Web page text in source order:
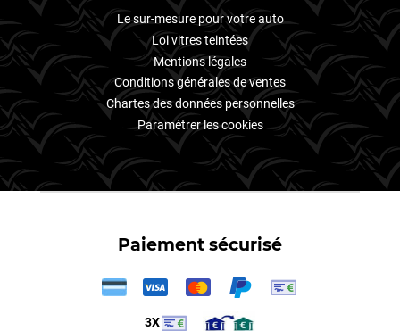
Volvo
Xpeng
Le sur-mesure pour votre auto
Loi vitres teintées
Mentions légales
Conditions générales de ventes
Chartes des données personnelles
Paramétrer les cookies
Paiement sécurisé
3X